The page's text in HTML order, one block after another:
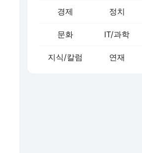
경제 정치
문화 IT/과학
지식/칼럼 연재